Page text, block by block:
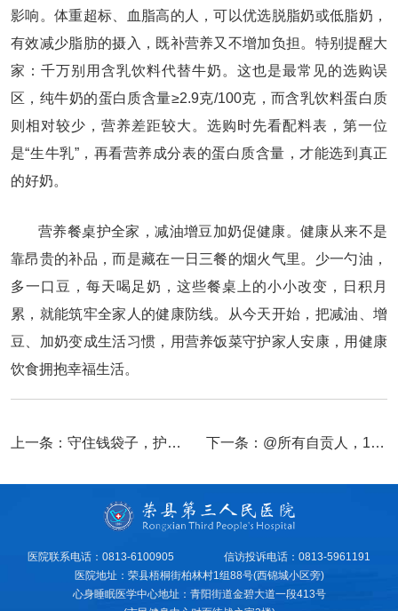
影响。体重超标、血脂高的人，可以优选脱脂奶或低脂奶，
有效减少脂肪的摄入，既补营养又不增加负担。特别提醒大
家：千万别用含乳饮料代替牛奶。这也是最常见的选购误
区，纯牛奶的蛋白质含量≥2.9克/100克，而含乳饮料蛋白质
则相对较少，营养差距较大。选购时先看配料表，第一位
是“生牛乳”，再看营养成分表的蛋白质含量，才能选到真正
的好奶。
营养餐桌护全家，减油增豆加奶促健康。健康从来不是
靠昂贵的补品，而是藏在一日三餐的烟火气里。少一勺油，
多一口豆，每天喝足奶，这些餐桌上的小小改变，日积月
累，就能筑牢全家人的健康防线。从今天开始，把减油、增
豆、加奶变成生活习惯，用营养饭菜守护家人安康，用健康
饮食拥抱幸福生活。
上一条： 守住钱袋子，护好幸福家|2026年防范非法金融活动宣传月 下一条： @所有自贡人，10类重点场所如何防蚊灭蚊？工作指引来了！
医院联系电话：0813-6100905
信访投诉电话：0813-5961191
医院地址：荣县梧桐街柏林村1组88号(西锦城小区旁)
心身睡眠医学中心地址：青阳街道金碧大道一段413号